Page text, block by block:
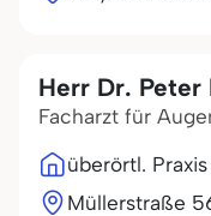
Herr Dr. Peter
Facharzt für
überörtl.
Müllerstraße